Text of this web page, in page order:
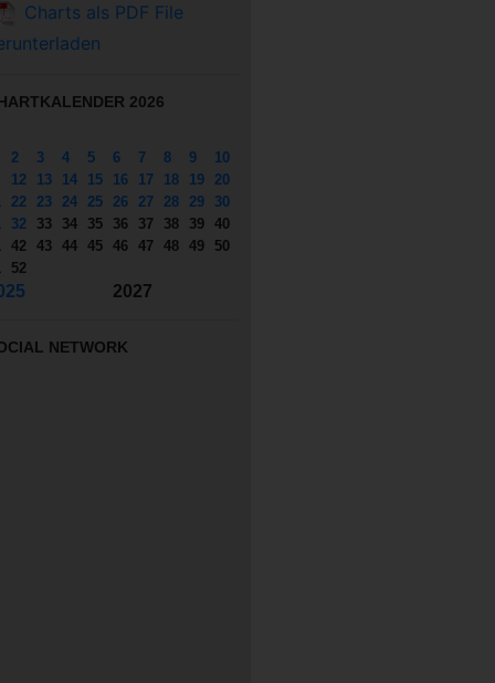
Charts als PDF File
2026
2 3 4 5 6 7 8 9
10
12 13 14 15 16 17 18 19
20
22 23 24 25 26 27 28 29
30
32 33 34 35 36 37 38 39 40
42 43 44 45 46 47 48 49
50
52
2027
NETWORK